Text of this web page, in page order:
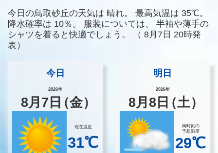
今日の鳥取砂丘の天気は 晴れ。 最高気温は 35℃。
降水確率は 10％。 服装については、
半袖や薄手の
シャツを着ると快適でしょう。
（ 8月7日 20時発
表）
今日
2026年
8月 7 日（金）
現在温度
31℃
明日
2026年
8月8 日（土）
同時刻の
予想温度
29℃